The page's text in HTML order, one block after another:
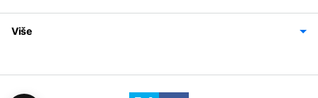
Svijet
Sport
Magazin
Više
Politika privatnosti
Uslovi korišćenja